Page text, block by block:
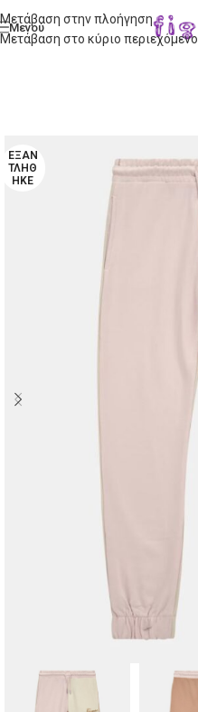
Μετάβαση στην πλοήγηση
Μετάβαση στο κύριο περιεχόμενο
Μενού
ΕΞΑΝ
ΤΛΉΘ
ΗΚΕ